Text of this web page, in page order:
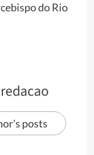
do Rio
posts